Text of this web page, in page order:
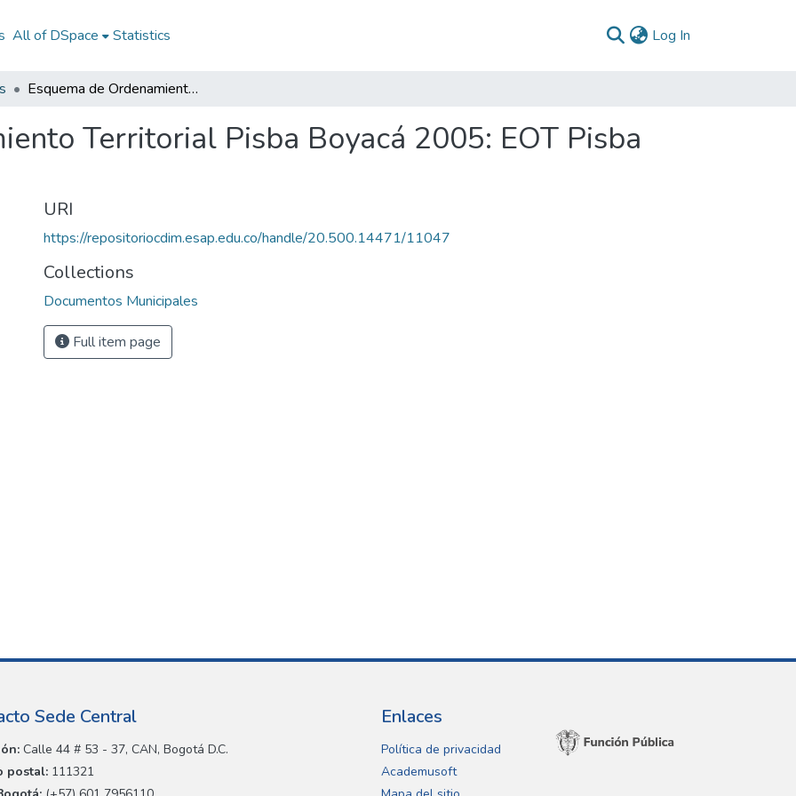
All of DSpace Statistics Log In
Esquema de Ordenamiento Territorial Pisba Boyacá 2005: EOT Pisba Boyacá 2005
Territorial Pisba Boyacá 2005: EOT Pisba
URI
https://repositoriocdim.esap.edu.co/handle/20.500.14471/11047
Collections
Documentos Municipales
Full item page
Sede Central
Calle 44 # 53 - 37, CAN, Bogotá D.C.
postal: 111321
Enlaces
Política de privacidad
Academusoft